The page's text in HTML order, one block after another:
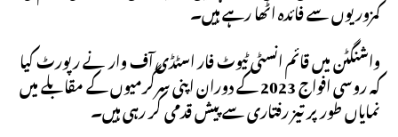
کمزوریوں سے فائدہ اٹھا رہے ہیں۔
واشنگٹن میں قائم انسٹی ٹیوٹ فار اسٹڈی آف وار نے رپورٹ کیا
کہ روسی افواج 2023 کے دوران اپنی سرگرمیوں کے مقابلے میں
نمایاں طور پر تیز رفتاری سے پیش قدمی کر رہی ہیں۔